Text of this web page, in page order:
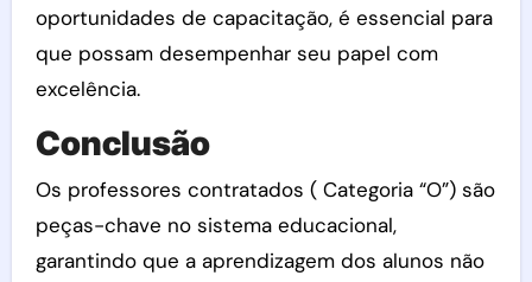
oportunidades de capacitação, é essencial para
que possam desempenhar seu papel com
excelência.
Conclusão
Os professores contratados ( Categoria “O”) são
peças-chave no sistema educacional,
garantindo que a aprendizagem dos alunos não